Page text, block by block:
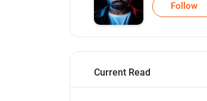
Follow
Current Read